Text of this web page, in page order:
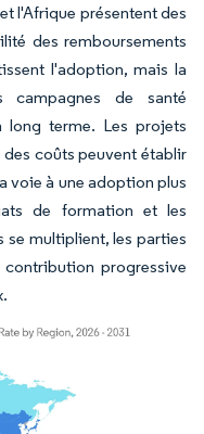
l'Afrique présentent des
des remboursements
l'adoption, mais la
campagnes de santé
long terme. Les projets
coûts peuvent établir
voie à une adoption plus
de formation et les
multiplient, les parties
progressive